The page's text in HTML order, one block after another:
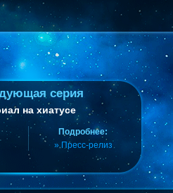
серия
на хиатусе
Подробнее:
» Пресс-релиз